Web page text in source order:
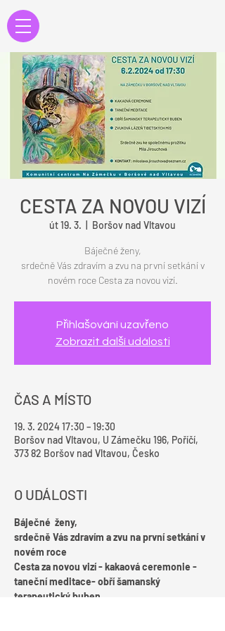
CESTA ZA NOVOU VIZÍ
út 19. 3. Boršov nad Vltavou
Báječné ženy,
srdečně Vás zdravím a zvu na první setkání v
novém roce Cesta za novou vizí.
Přihlašování uzavřeno
Zobrazit další události
ČAS A MÍSTO
19. 3. 2024 17:30 – 19:30
Boršov nad Vltavou, U Zámečku 196, Poříčí,
373 82 Boršov nad Vltavou, Česko
O UDÁLOSTI
Báječné  ženy,
srdečně Vás zdravím a zvu na první setkání v
novém roce
Cesta za novou vizí - kakaová ceremonie -
taneční meditace- obří šamanský
terapeutický buben